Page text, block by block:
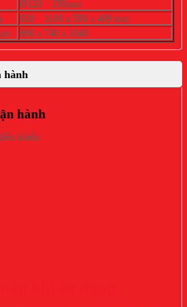
Ø120 – 150mm
928 – 1198 x 590 x 499 mm
690 x 740 x 1040
hành
hành
khiển: